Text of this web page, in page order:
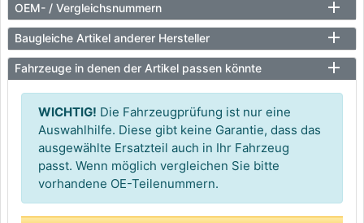
OEM- / Vergleichsnummern
Baugleiche Artikel anderer Hersteller
Fahrzeuge in denen der Artikel passen könnte
WICHTIG! Die Fahrzeugprüfung ist nur eine
Auswahlhilfe. Diese gibt keine Garantie, dass das
ausgewählte Ersatzteil auch in Ihr Fahrzeug
passt. Wenn möglich vergleichen Sie bitte
vorhandene OE-Teilenummern.